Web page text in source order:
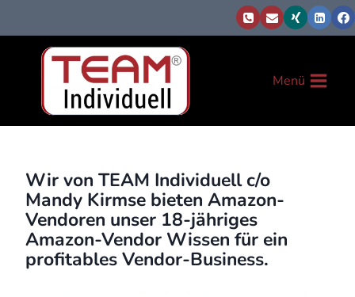
springen
Menü
Wir von TEAM Individuell c/o
Mandy Kirmse bieten Amazon-
Vendoren unser 18-jähriges
Amazon-Vendor Wissen für ein
profitables Vendor-Business.